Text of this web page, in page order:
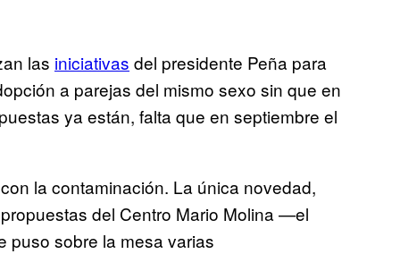
las iniciativas del presidente Peña para
a parejas del mismo sexo sin que en
ya están, falta que en septiembre el
la contaminación. La única novedad,
del Centro Mario Molina —el
sobre la mesa varias